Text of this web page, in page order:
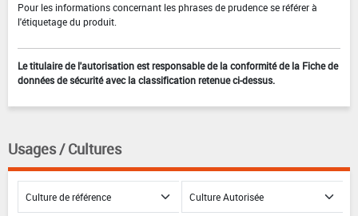
Pour les informations concernant les phrases de prudence se référer à
l'étiquetage du produit.
Le titulaire de l'autorisation est responsable de la conformité de la Fiche de
données de sécurité avec la classification retenue ci-dessus.
Usages / Cultures